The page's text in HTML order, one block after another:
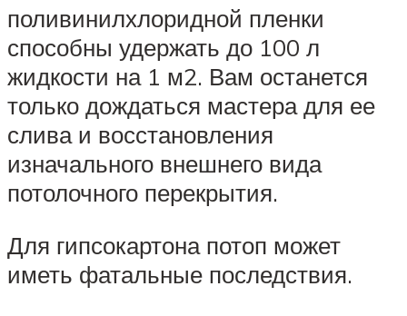
поливинилхлоридной пленки
способны удержать до 100 л
жидкости на 1 м2. Вам останется
только дождаться мастера для ее
слива и восстановления
изначального внешнего вида
потолочного перекрытия.
Для гипсокартона потоп может
иметь фатальные последствия.